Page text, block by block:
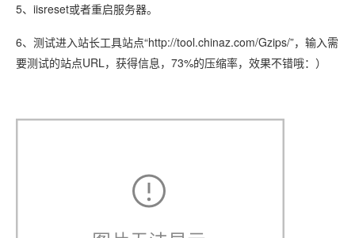
5、iisreset或者重启服务器。
6、测试进入站长工具站点“http://tool.chinaz.com/Gzips/”，输入需
要测试的站点URL，获得信息，73%的压缩率，效果不错哦：）